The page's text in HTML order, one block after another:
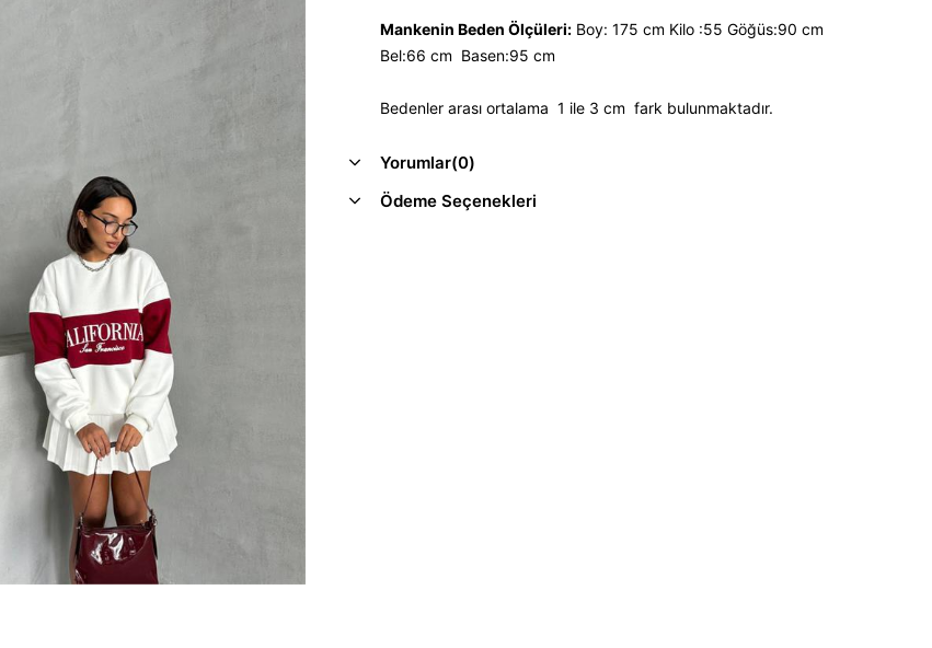
Mankenin Beden Ölçüleri: Boy: 175 cm Kilo :55 Göğüs:90 cm
Bel:66 cm Basen:95 cm
Bedenler arası ortalama 1 ile 3 cm fark bulunmaktadır.
Yorumlar(0)
Ödeme Seçenekleri